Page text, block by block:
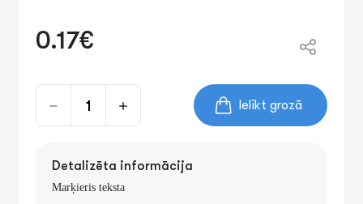
0.17€
Ielikt grozā
Detalizēta informācija
Marķieris teksta